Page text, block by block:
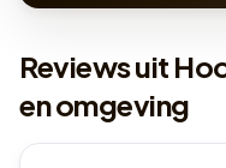
Reviews uit
en omgeving